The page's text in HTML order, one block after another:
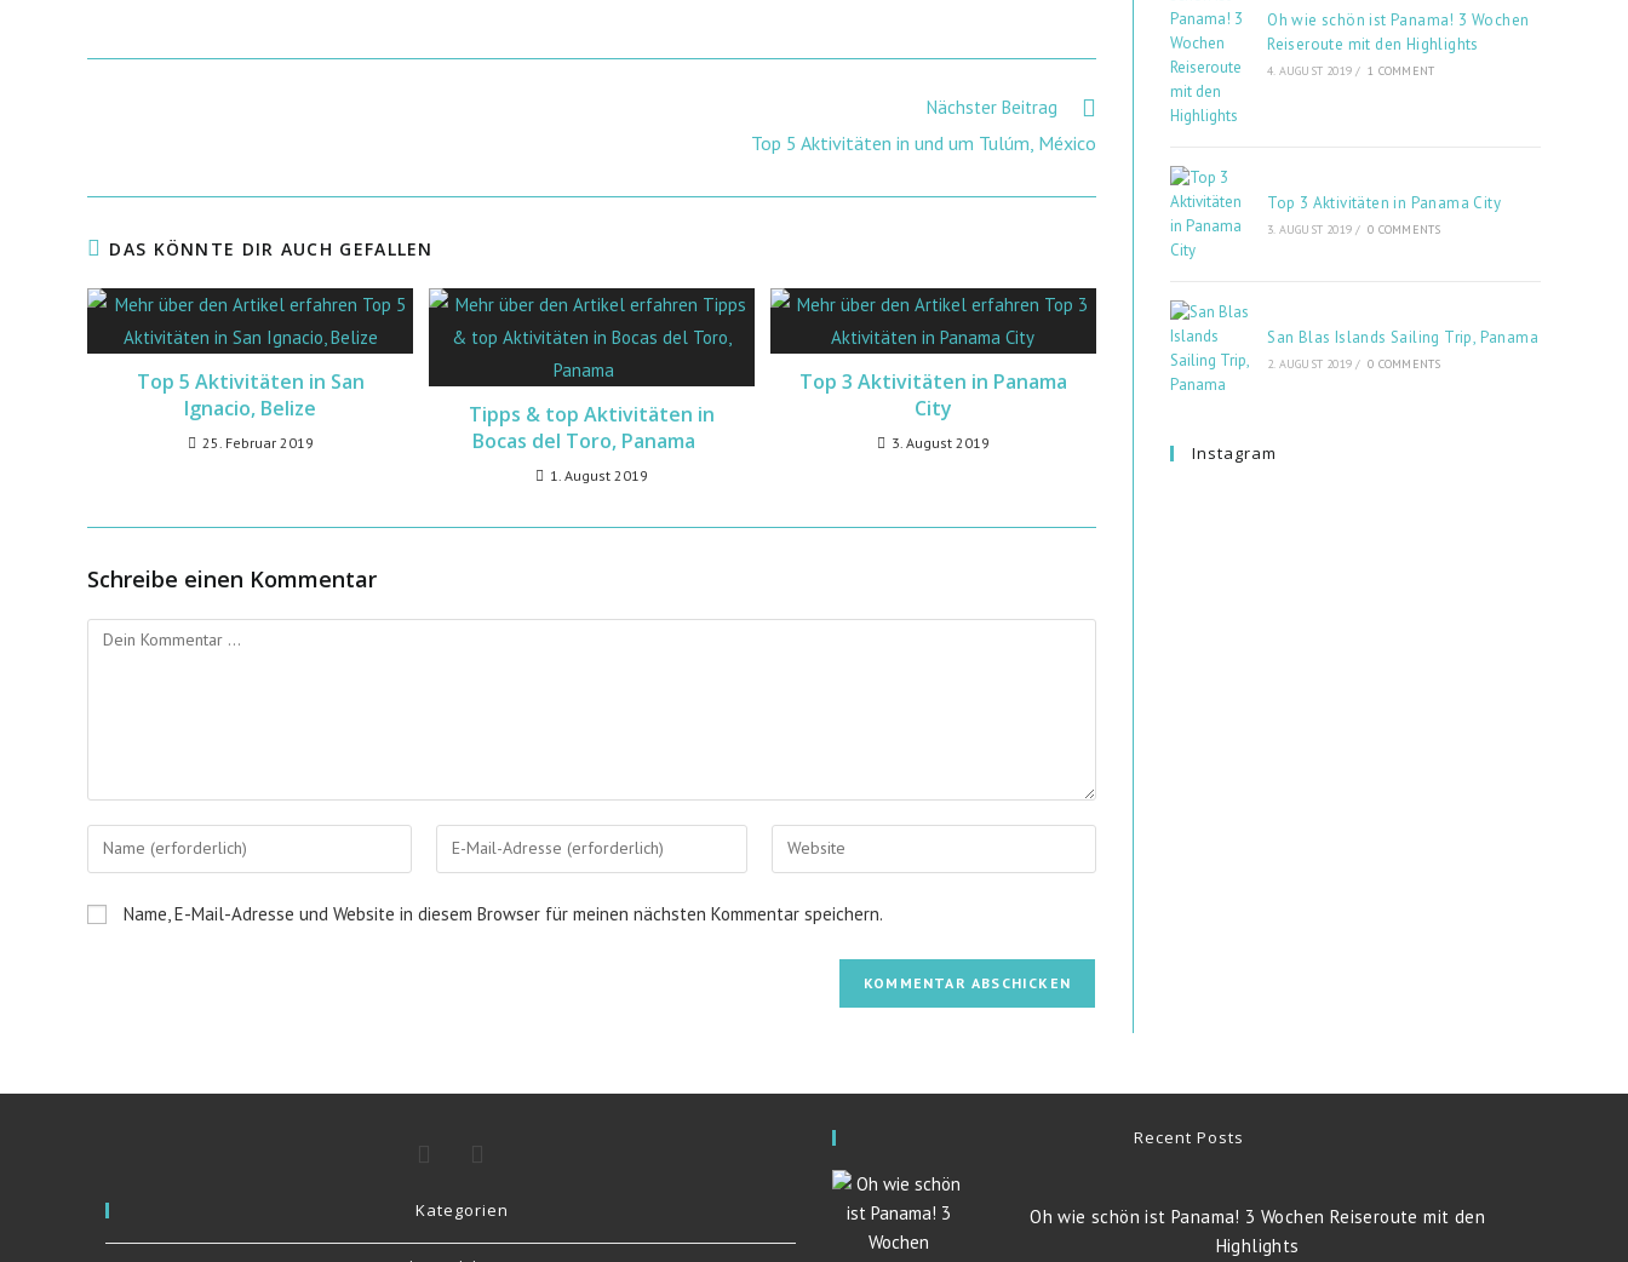
Nächster Beitrag
Top 5 Aktivitäten in und um Tulúm, México
DAS KÖNNTE DIR AUCH GEFALLEN
Top 5 Aktivitäten in San
Ignacio, Belize
25. Februar 2019
Tipps & top Aktivitäten in
Bocas del Toro, Panama
1. August 2019
Top 3 Aktivitäten in Panama
City
3. August 2019
Schreibe einen Kommentar
Name, E-Mail-Adresse und Website in diesem Browser für meinen nächsten Kommentar speichern.
Oh wie schön ist Panama! 3 Wochen
Reiseroute mit den Highlights
4. AUGUST 2019 / 1 COMMENT
Top 3 Aktivitäten in Panama City
3. AUGUST 2019 / 0 COMMENTS
San Blas Islands Sailing Trip, Panama
2. AUGUST 2019 / 0 COMMENTS
Instagram
Kategorien
Recent Posts
Oh wie schön ist Panama! 3 Wochen Reiseroute mit den
Highlights